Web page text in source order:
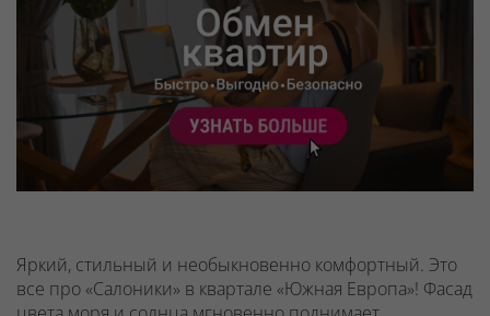
Яркий, стильный и необыкновенно комфортный. Это
все про «Салоники» в квартале «Южная Европа»! Фасад